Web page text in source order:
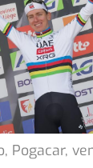
Pogacar,